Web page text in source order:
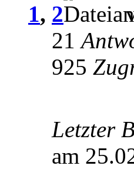
1, 2
21
925
Letzter
am